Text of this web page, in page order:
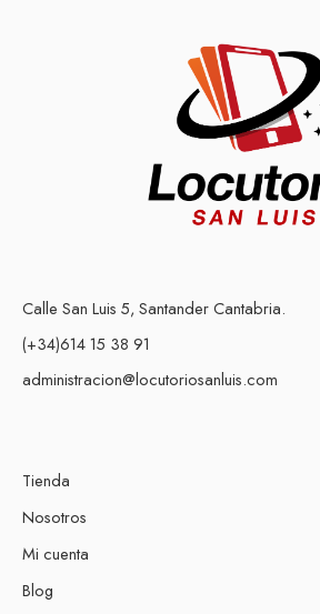
Calle San Luis 5, Santander Cantabria.
(+34)614 15 38 91
administracion@locutoriosanluis.com
Tienda
Nosotros
Mi cuenta
Blog